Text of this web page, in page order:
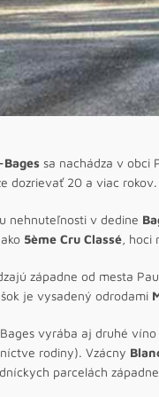
sa nachádza v obci
dozrievať 20 a viac
nehnuteľnosti v dedine
5ème Cru Classé, hoci
západne od mesta
je vysadený odrodami
vyrába aj druhé víno
rodiny). Vzácny
parcelách